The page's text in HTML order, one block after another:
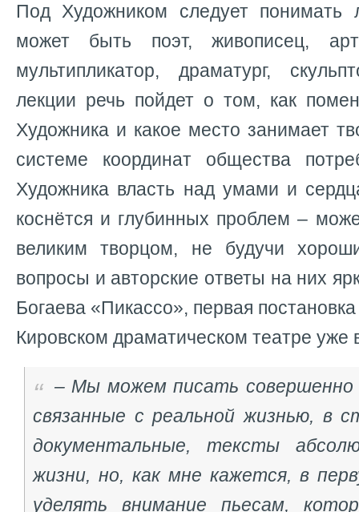
Под Художником следует понимать
может быть поэт, живописец,
мультипликатор, драматург,
лекции речь пойдет о том, как
Художника и какое место занимает
системе координат общества
Художника власть над умами и
коснётся и глубинных проблем –
великим творцом, не будучи
вопросы и авторские ответы на них
Богаева «Пикассо», первая
Кировском драматическом театре уже
– Мы можем писать
связанные с реальной жизнью, в
документальные, тексты
жизни, но, как мне кажется, в
уделять внимание пьесам,